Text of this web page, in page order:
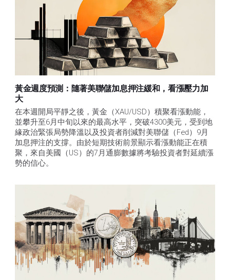
黃金週度預測：隨著美聯儲加息押注緩和，看漲壓力加
大
在本週開局平靜之後，黃金（XAU/USD）積聚看漲動能，
並攀升至6月中旬以來的最高水平，突破4300美元，受到地
緣政治緊張局勢降溫以及投資者削減對美聯儲（Fed）9月
加息押注的支撐。由於短期技術前景顯示看漲動能正在積
聚，來自美國（US）的7月通膨數據將考驗投資者對延續漲
勢的信心。